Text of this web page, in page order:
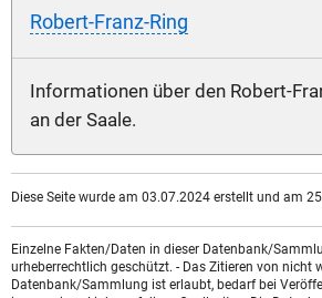
Robert-Franz-Ring
Informationen über den Robert-
an der Saale.
Diese Seite wurde am 03.07.2024 erstellt und am
Einzelne Fakten/Daten in dieser Datenbank/
urheberrechtlich geschützt. - Das Zitieren von nicht
Datenbank/Sammlung ist erlaubt, bedarf bei